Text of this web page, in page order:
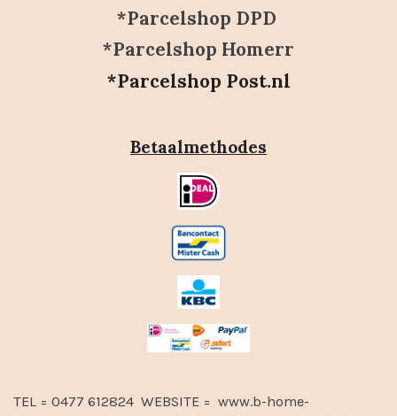
*Parcelshop DPD
*Parcelshop Homerr
*Parcelshop Post.nl
Betaalmethodes
TEL = 0477 612824 WEBSITE = www.b-home-